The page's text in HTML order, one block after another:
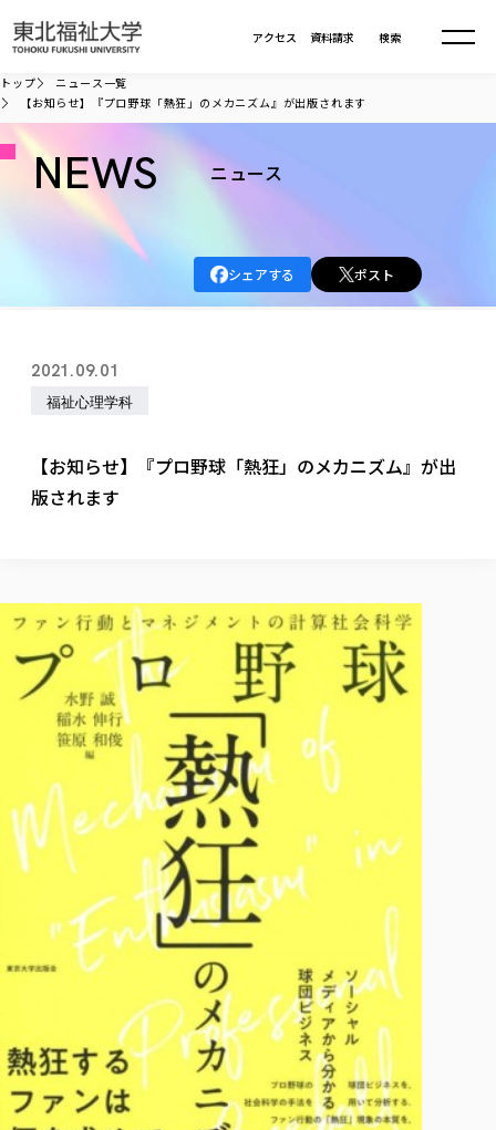
資料請求
アクセス 検索
大学について
建学の精神・教育の理念
学長室の窓
各種方針
大学の歩み
学則
校歌の歴史
関連法人
教職員募集
役員・評議員一覧
キャンパス案内
大学の取り組み
大学の取り組み
社会連携・研究
カリキュラム編成ガイドライン
研究活動における不正行為の防止等に関する対応
大学広報誌「TFU Newsletter 東北福祉大学通信」
初年次教育（リエゾンゼミⅠ）について
リエゾンゼミ・ナビ（テキスト等）
お役立ち情報（リンク集）
放射線モニタリング測定結果（国見キャンパス）
情報公開
寄附行為
事業計画／財務・事業報告
大学評価
IR情報
学校教育法施行規則第172条の2に基づく情報公開
教職課程における情報の公表
学部・学科等設置計画履行状況報告書
情報公開規程
学部・大学院
学部・大学院TOP
総合福祉学部
社会福祉学科
福祉行政学科
共生まちづくり学部
共生まちづくり学科
教育学部
健康科学部
リハビリテーション学科
医療経営管理学科
情報福祉マネジメント学科
仏教専修科
大学院
総合福祉学研究科 社会福祉学専攻 修士課程
総合福祉学研究科 社会福祉学専攻 博士課程
総合福祉学研究科 福祉心理学専攻 修士課程
教育学研究科 教育学専攻 修士課程
通信教育部
通信教育部
通信制大学院 総合福祉学研究科 社会福祉学専攻 修士課程
通信制大学院 総合福祉学研究科 福祉心理学専攻 修士課程
カリキュラム（学部・大学院）
その他の就学機会
学びの特徴
ICT教育
初年次教育（リエゾンゼミⅠ）
実学臨床教育（総合福祉学部のみ履修可能）
教員紹介・業績
学びのサポート
学びのサポート
入学試験
デジタルパンフ
就職状況
東北福祉大学のキャリアサポート
進路・就職支援
東北福祉大学のキャリア教育
採用ご担当者様へ
採用ご担当者様へ
センター長の挨拶
求人の受付について
単独学内説明会のご案内
在学生の方
在学生の方
資格取得報奨制度について
東北福祉大学求人・インターンシップ検索サイト（キャリタス
卒業生の方
卒業生の方
卒業後のキャリア支援体制
在学生による訪問、情報提供へのご協力のお願い
卒業生アンケート
よくあるご質問
東北福祉大学のDNA
在学生インタビュー
課外活動
課外活動 TOP
文化会・文化系サークル紹介
大学指定団体紹介
国際交流
交換留学生 Exchange students
海外留学・研修
外国人在学生
Prospective Students
学生支援センター国際交流の活動
スタッフ紹介
ニュース一覧
社会連携・研究 TOP
東北福祉大学の研究活動
東北福祉大学の研究活動
東北福祉大学の研究紹介
共同研究等をご検討の皆様へ
東北福祉大学の紀要・リポジトリ
東北福祉大学の紀要・リポジトリ
研究紀要
教職研究
東北福祉大学教育・教職センター特別支援教育研究年報一覧
芹沢銈介美術工芸館年報
東北福祉大学機関リポジトリ
東北福祉大学オープンアクセス方針
産学・産学官連携
産学・産学官連携
「高齢者のフレイル予防及びデジタルデバイド解消に向けた
高齢者施設特化型モジュラー車いす開発
学生参加 × 産学官連携 ～ 「行学一如」の実践
社会貢献・地域連携活動
社会貢献・地域連携活動
社会貢献への取り組み
社会貢献・地域連携活動報告書
各種社会貢献活動の窓口
伝承講座「311『伝える／備える』次世代塾」
JICA草の根技術協力事業
被災地の子ども支援活動
生涯学習・社会人講座
自治体・団体等との主な協定
自治体・団体等との主な協定
研究所について
研究者のご紹介
生涯教育・キャリア教育
生涯教育・キャリア教育TOP
生涯学習・社会人講座
月例TFU実学臨床研究セミナー
特別支援教育研究室
TFU教育フォーラム
関連法人
取材について
施設利用
同窓会
学内ポータルシステム
Universal Passport
トップ
ニュース一覧
【お知らせ】『プロ野球「熱狂」のメカニズム』が出版されます
NEWS ニュース
シェアする ポスト
2021.09.01
福祉心理学科
【お知らせ】『プロ野球「熱狂」のメカニズム』が出
版されます